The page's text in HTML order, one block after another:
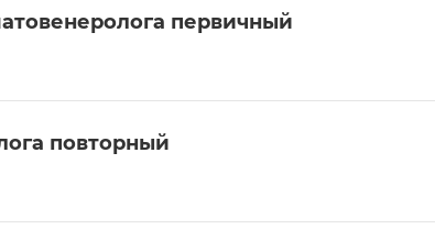
первичный
повторный